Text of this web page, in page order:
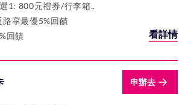
1: 800元禮券/行李箱..
享最優5%回饋
回饋
看詳情
申辦去